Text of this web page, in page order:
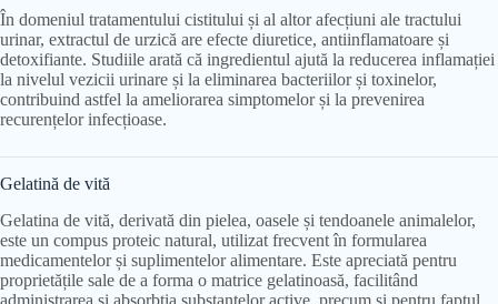
În domeniul tratamentului cistitului și al altor afecțiuni ale tractului
urinar, extractul de urzică are efecte diuretice, antiinflamatoare și
detoxifiante. Studiile arată că ingredientul ajută la reducerea inflamației
la nivelul vezicii urinare și la eliminarea bacteriilor și toxinelor,
contribuind astfel la ameliorarea simptomelor și la prevenirea
recurențelor infecțioase.
Gelatină de vită
Gelatina de vită, derivată din pielea, oasele și tendoanele animalelor,
este un compus proteic natural, utilizat frecvent în formularea
medicamentelor și suplimentelor alimentare. Este apreciată pentru
proprietățile sale de a forma o matrice gelatinoasă, facilitând
administrarea și absorbția substanțelor active, precum și pentru faptul